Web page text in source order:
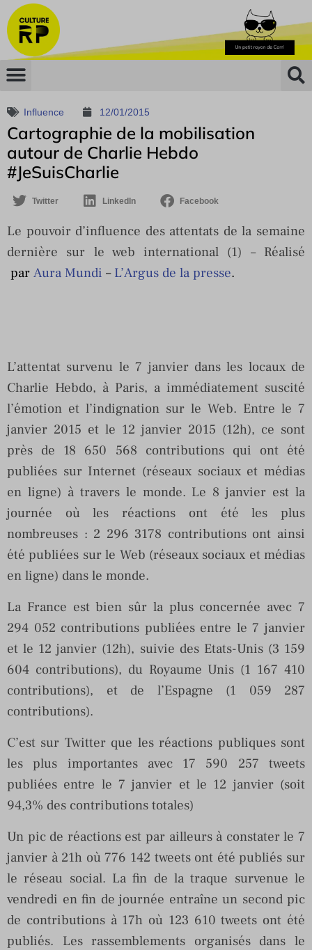
Influence 12/01/2015
Cartographie de la mobilisation
autour de Charlie Hebdo
#JeSuisCharlie
Twitter LinkedIn Facebook
Le pouvoir d’influence des attentats de la semaine
dernière sur le web international (1) – Réalisé
par Aura Mundi – L’Argus de la presse.
L’attentat survenu le 7 janvier dans les locaux de
Charlie Hebdo, à Paris, a immédiatement suscité
l’émotion et l’indignation sur le Web. Entre le 7
janvier 2015 et le 12 janvier 2015 (12h), ce sont
près de 18 650 568 contributions qui ont été
publiées sur Internet (réseaux sociaux et médias
en ligne) à travers le monde. Le 8 janvier est la
journée où les réactions ont été les plus
nombreuses : 2 296 3178 contributions ont ainsi
été publiées sur le Web (réseaux sociaux et médias
en ligne) dans le monde.
La France est bien sûr la plus concernée avec 7
294 052 contributions publiées entre le 7 janvier
et le 12 janvier (12h), suivie des Etats-Unis (3 159
604 contributions), du Royaume Unis (1 167 410
contributions), et de l’Espagne (1 059 287
contributions).
C’est sur Twitter que les réactions publiques sont
les plus importantes avec 17 590 257 tweets
publiées entre le 7 janvier et le 12 janvier (soit
94,3% des contributions totales)
Un pic de réactions est par ailleurs à constater le 7
janvier à 21h où 776 142 tweets ont été publiés sur
le réseau social. La fin de la traque survenue le
vendredi en fin de journée entraîne un second pic
de contributions à 17h où 123 610 tweets ont été
publiés. Les rassemblements organisés dans le